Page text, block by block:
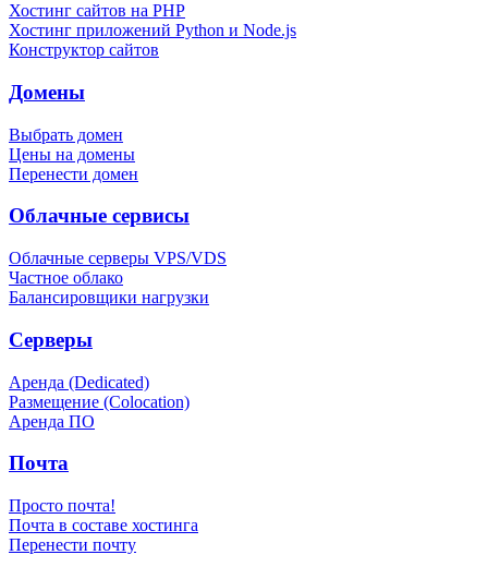
Хостинг сайтов на PHP
Хостинг приложений Python и Node.js
Конструктор сайтов
Домены
Выбрать домен
Цены на домены
Перенести домен
Облачные сервисы
Облачные серверы VPS/VDS
Частное облако
Балансировщики нагрузки
Серверы
Аренда (Dedicated)
Размещение (Colocation)
Аренда ПО
Почта
Просто почта!
Почта в составе хостинга
Перенести почту